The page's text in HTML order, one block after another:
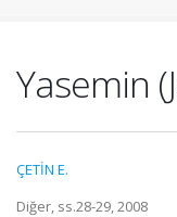
Yasemin
ÇETİN E.
Diğer, ss.28-29, 2008